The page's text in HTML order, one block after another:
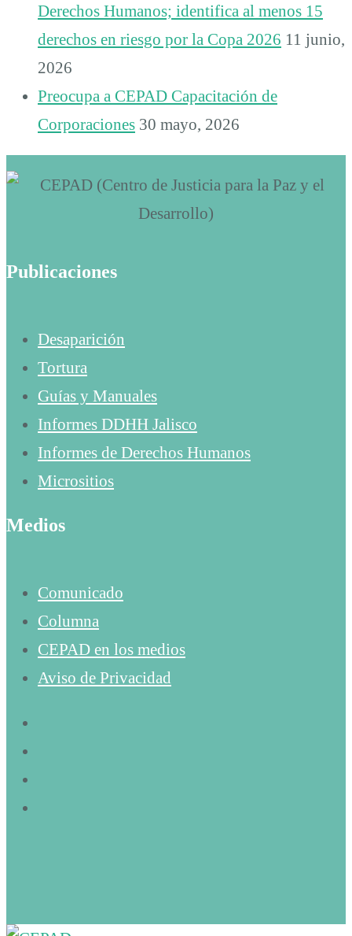
Derechos Humanos; identifica al menos 15
derechos en riesgo por la Copa 2026 11 junio,
2026
Preocupa a CEPAD Capacitación de
Corporaciones 30 mayo, 2026
Publicaciones
Desaparición
Tortura
Guías y Manuales
Informes DDHH Jalisco
Informes de Derechos Humanos
Micrositios
Medios
Comunicado
Columna
CEPAD en los medios
Aviso de Privacidad